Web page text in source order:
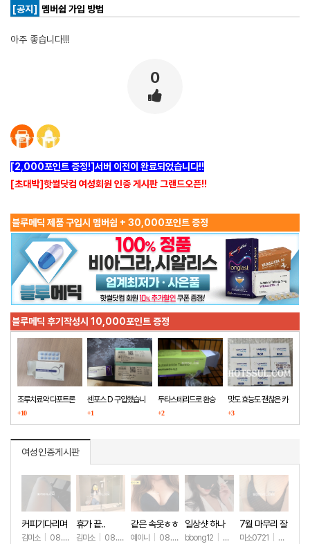
[공지]
멤버쉽 가입 방법
아주 좋습니다!!!
0
[2,000포인트 증정!]서버 이전이 완료되었습니다!!
[초대박]핫썰닷컴 여성회원 인증 게시판 그랜드오픈!!
블루메딕 제품 구입시 멤버쉽 + 30,000포인트 증정
블루메딕 후기작성시 10,000포인트 증정
조루치료약 다포트론
구매했습니다
+10
센포스 D 구입했습니
다
+1
두타스테리드로 환승
+2
맛도 효능도 괜찮은 카
마그라
+3
여성인증게시판
커피기다리며
(안야함)
김미소 08.08 +39
휴가 끝..
김미소 08.07 +192
같은 속옷ㅎㅎ
예이니 08.04 +72
일상샷 하나
bbong12 07.31+90
7월 마무리 잘
하세요🫶
미소0721 07.31